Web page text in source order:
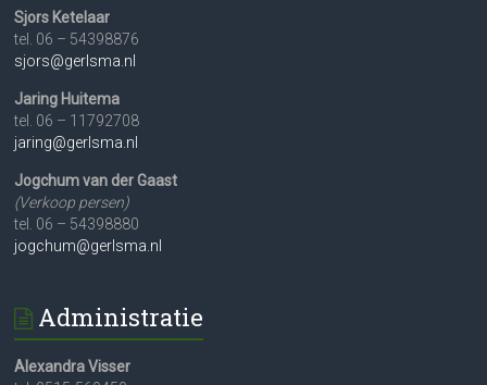
Sjors Ketelaar
tel. 06 – 54398876
sjors@gerlsma.nl
Jaring Huitema
tel. 06 – 11792708
jaring@gerlsma.nl
Jogchum van der Gaast
(Verkoop persen)
tel. 06 – 54398880
jogchum@gerlsma.nl
Administratie
Alexandra Visser